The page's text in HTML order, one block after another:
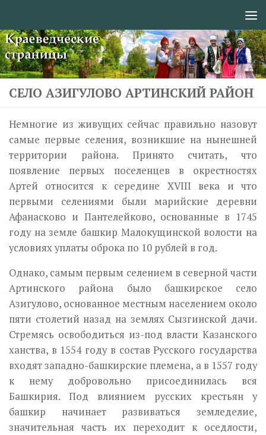
СЕЛО АЗИГУЛОВО АРТИНСКИЙ РАЙОН
Немногие из живущих сейчас правильно назовут
самые первые селе­ния, возникшие на нынешней
территории района. Принято считать, что
появление первых поселенцев в окрестностях
Артей относится к середине XVIII века и что
первыми селениями были марийские деревни
Афанасково и Пантелейково, основанные в 1745
году на земле башкир Малокущинской волости на
условиях уплаты оброка по 10 рублей в год.
Однако, самым первым селением в северной части
Артинского района было башкирское село
Азигулово, основанное местным населением около
пяти столетий назад на землях Сызгинской дачи.
Стремясь освободиться из-под власти Казанского
ханства, в 1554 году в состав Русского государ­ства
входят западно-башкирские племена, а в 1557 году
к нему добро­вольно присоединилась вся
Башкирия. Под влиянием русских крестьян у
башкир начинает развиваться земледелие,
значительная часть их перехо­дит к оседлости,